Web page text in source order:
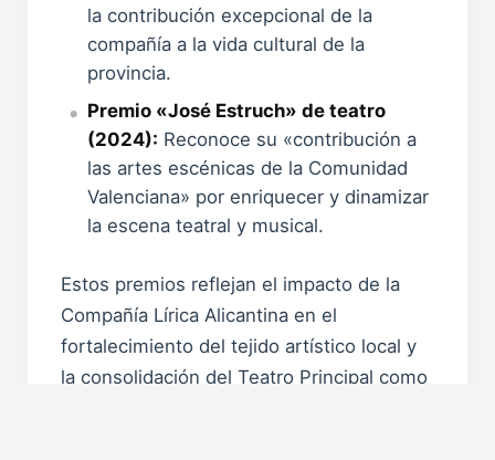
la contribución excepcional de la
compañía a la vida cultural de la
provincia.
Premio «José Estruch» de teatro
(2024): Reconoce su «contribución a
las artes escénicas de la Comunidad
Valenciana» por enriquecer y dinamizar
la escena teatral y musical.
Estos premios reflejan el impacto de la
Compañía Lírica Alicantina en el
fortalecimiento del tejido artístico local y
la consolidación del Teatro Principal como